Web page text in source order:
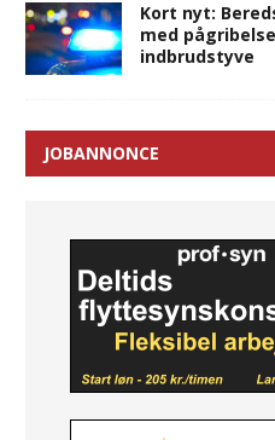
Kort nyt:
med
indbrudstyve
JOBANNONCE